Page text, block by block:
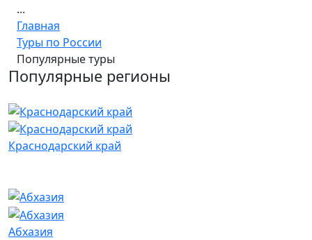
...
Главная
Туры по России
Популярные туры
Популярные регионы
Краснодарский край
Абхазия